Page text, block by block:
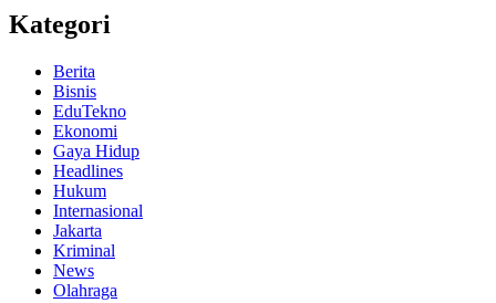
Kategori
Berita
Bisnis
EduTekno
Ekonomi
Gaya Hidup
Headlines
Hukum
Internasional
Jakarta
Kriminal
News
Olahraga